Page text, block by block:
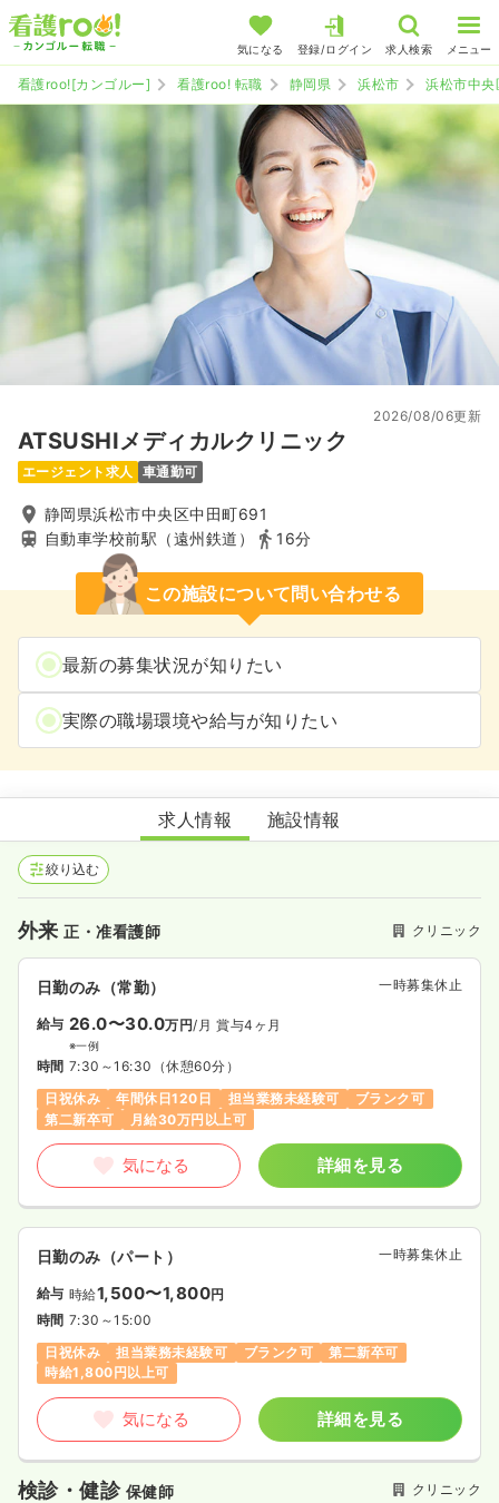
気になる 登録/ログイン 求人検索 メニュー
看護roo![カンゴルー] 看護roo! 転職 静岡県 浜松市 浜松市中央
ATSUSHIメディカルクリニック
2026/08/06更新
エージェント求人 車通勤可
静岡県浜松市中央区中田町691
自動車学校前駅（遠州鉄道）
16分
この施設について問い合わせる
最新の募集状況が知りたい
実際の職場環境や給与が知りたい
ATSUSHIメディカルクリニック
求人情報 施設情報
絞り込む
外来正・准看護師 クリニック
日勤のみ（常勤） 一時募集休止
給与 26.0〜30.0万円/月 賞与4ヶ月
※一例
時間 7:30～16:30 （休憩60分）
日祝休み
年間休日120日 担当業務未経験可
ブランク可
第二新卒可
月給30万円以上可
気になる 詳細を見る
日勤のみ（パート） 一時募集休止
給与 時給1,500〜1,800円
時間 7:30～15:00
日祝休み
担当業務未経験可 ブランク可
第二新卒可
時給1,800円以上可
気になる 詳細を見る
検診・健診 保健師 クリニック